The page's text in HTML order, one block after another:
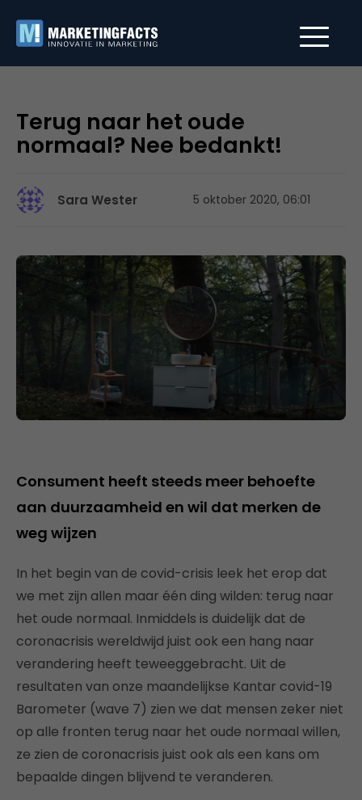
Terug naar het oude
normaal? Nee bedankt!
Sara Wester 5 oktober 2020, 06:01
Consument heeft steeds meer behoefte
aan duurzaamheid en wil dat merken de
weg wijzen
In het begin van de covid-crisis leek het erop dat
we met zijn allen maar één ding wilden: terug naar
het oude normaal. Inmiddels is duidelijk dat de
coronacrisis wereldwijd juist ook een hang naar
verandering heeft teweeggebracht. Uit de
resultaten van onze maandelijkse Kantar covid-19
Barometer (wave 7) zien we dat mensen zeker niet
op alle fronten terug naar het oude normaal willen,
ze zien de coronacrisis juist ook als een kans om
bepaalde dingen blijvend te veranderen.